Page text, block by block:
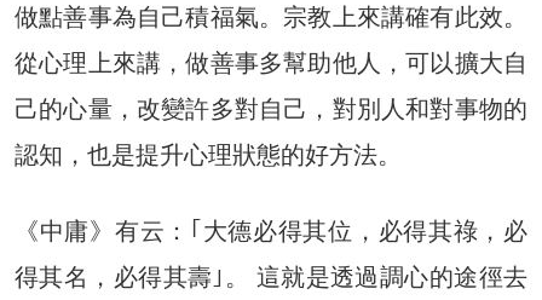
做點善事為自己積福氣。宗教上來講確有此效。
從心理上來講，做善事多幫助他人，可以擴大自
己的心量，改變許多對自己，對別人和對事物的
認知，也是提升心理狀態的好方法。
《中庸》有云：｢大德必得其位，必得其祿，必
得其名，必得其壽｣。 這就是透過調心的途徑去